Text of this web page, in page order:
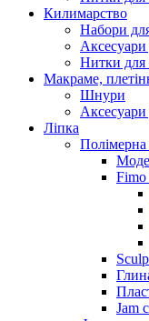
Килимарство
Набори
Нитки для
Макраме,
Шнури
Ліпка
Полімерна
Jam